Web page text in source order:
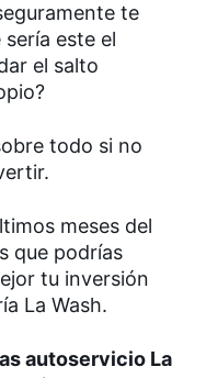
te
este el
el salto
todo si no
meses del
que podrías
tu inversión
La Wash.
autoservicio La